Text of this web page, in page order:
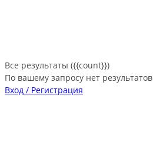
Все результаты ({{count}})
По вашему запросу нет результатов
Вход / Регистрация